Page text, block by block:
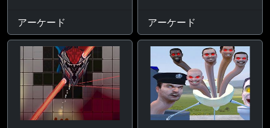
アーケード アーケード